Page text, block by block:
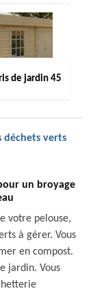
de jardin 45
déchets verts
un broyage
votre pelouse,
à gérer. Vous
en compost.
jardin. Vous